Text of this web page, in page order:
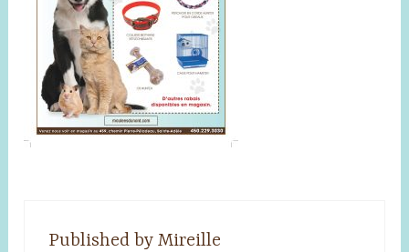
Published by Mireille